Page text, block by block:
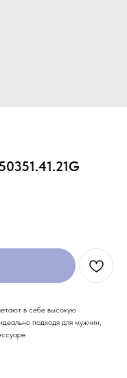
в себе высокую
подходя для мужчин,